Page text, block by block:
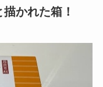
かれた箱！